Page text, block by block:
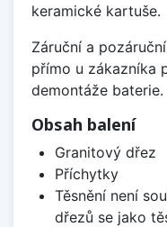
keramické kartuše.
Záruční a
přímo u zákazníka
demontáže baterie.
Obsah balení
Granitový dřez
Příchytky
Těsnění není
dřezů se jako